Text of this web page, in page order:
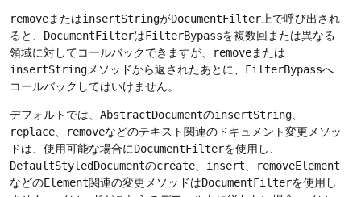
removeまたはinsertStringがDocumentFilter 上で呼び出され
ると、 DocumentFilterはFilterBypassを複数回または異なる
領域に対してコールバックできますが、
removeまたは
insertString メソッドから返されたあとに、 FilterBypassへ
コールバックしてはいけません。
デフォルトでは、 AbstractDocumentのinsertString
replace
removeなどのテキスト関連のドキュメント変更メソッ
ドは、使用可能な場合にDocumentFilterを使用し、
DefaultStyledDocumentのcreate insert
removeElement
などのElement関連の変更メソッドはDocumentFilterを使用し